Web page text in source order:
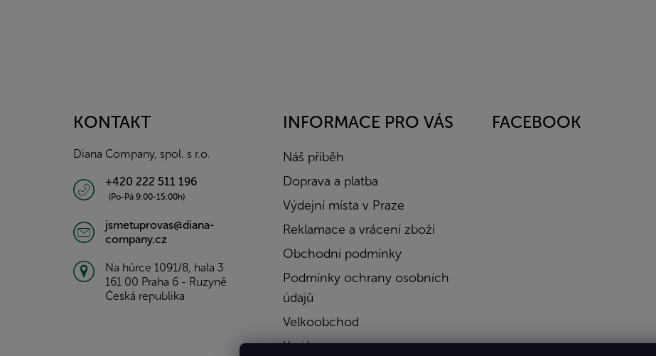
KONTAKT
Diana Company, spol. s r.o.
+420 222 511 196
(Po-Pá 9:00-15:00h)
jsmetuprovas@diana-
company.cz
Na hůrce 1091/8, hala 3
161 00 Praha 6 - Ruzyně
Česká republika
INFORMACE PRO VÁS
Náš příběh
Doprava a platba
Výdejní místa v Praze
Reklamace a vrácení zboží
Obchodní podmínky
Podmínky ochrany osobních
údajů
Velkoobchod
Kariéra
FACEBOOK